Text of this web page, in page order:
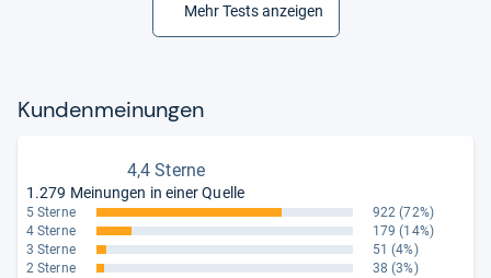
Mehr Tests anzeigen
Kun­den­mei­nun­gen
4,4 Sterne
1.279 Meinungen in einer Quelle
5 Sterne 922 (72%)
4 Sterne
179 (14%)
3 Sterne
51 (4%)
2 Sterne
38 (3%)